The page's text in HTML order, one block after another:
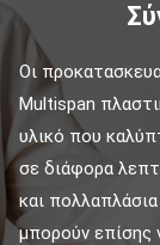
Οι
Multispan
υλικό που
σε διάφορα
και
μπορούν επίσης